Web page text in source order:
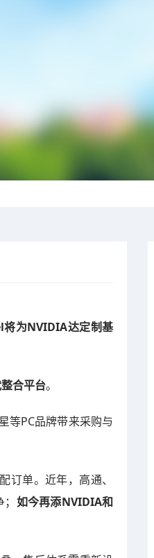
为NVIDIA达定制基
合平台。
等PC品牌带来采购与
订单。近年，高通、
如今再添NVIDIA和